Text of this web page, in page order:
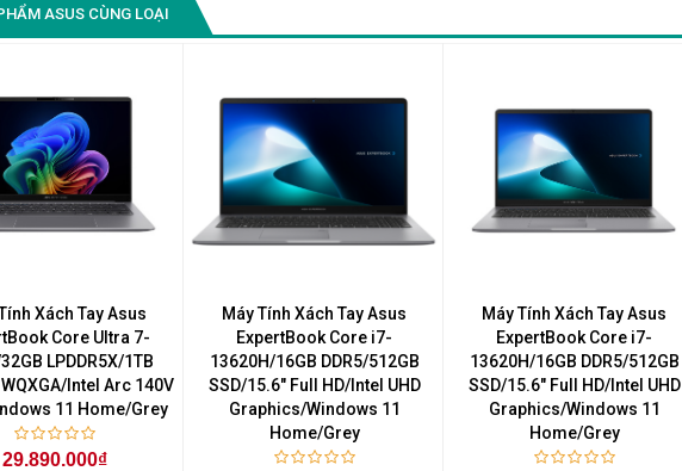
nhất
Màn Hình Máy Tính Lenovo
D19-10 18.5"...
2.150.000₫
Liên hệ0283 9847 690
để nhận báo giá tốt
nhất
ASUS CÙNG LOẠI
Xách Tay Asus
Core Ultra 7-
LPDDR5X/1TB
Intel Arc 140V
11 Home/Grey
29.890.000₫
Máy Tính Xách Tay Asus
ExpertBook Core i7-
13620H/16GB DDR5/512GB
SSD/15.6" Full HD/Intel UHD
Graphics/Windows 11
Home/Grey
Máy Tính Xách Tay Asus
ExpertBook Core i7-
13620H/16GB DDR5/512GB
SSD/15.6" Full HD/Intel UHD
Graphics/Windows 11
Home/Grey